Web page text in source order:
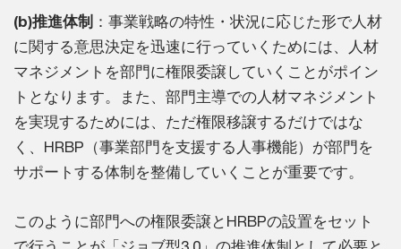
(b)推進体制 ：事業戦略の特性・状況に応じた形で人材
に関する意思決定を迅速に行っていくためには、人材
マネジメントを部門に権限委譲していくことがポイン
トとなります。また、部門主導での人材マネジメント
を実現するためには、ただ権限移譲するだけではな
く、HRBP（事業部門を支援する人事機能）が部門を
サポートする体制を整備していくことが重要です。
このように部門への権限委譲とHRBPの設置をセット